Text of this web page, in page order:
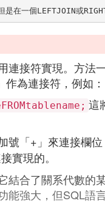
在一個LEFTJOIN或
連接符實現。方法
為連接符，例如：
這
「+」來連接欄位
實現的。
結合了關系代數的
能強大，但SQL語